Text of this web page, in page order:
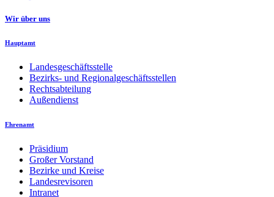
Wir über uns
Hauptamt
Landesgeschäftsstelle
Bezirks- und Regionalgeschäftsstellen
Rechtsabteilung
Außendienst
Ehrenamt
Präsidium
Großer Vorstand
Bezirke und Kreise
Landesrevisoren
Intranet